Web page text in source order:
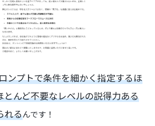
ンプトで条件を細かく指定するほ
とんど不要なレベルの説得力ある
れるんです！